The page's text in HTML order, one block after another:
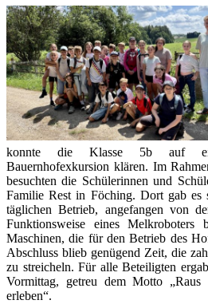
konnte die Klasse 5b auf
Bauernhofexkursion klären. Im
besuchten die Schülerinnen und
Familie Rest in Föching. Dort gab es
täglichen Betrieb, angefangen von
Funktionsweise eines
Maschinen, die für den Betrieb des
Abschluss blieb genügend Zeit, die
zu streicheln. Für alle Beteiligten
Vormittag, getreu dem Motto
erleben“.